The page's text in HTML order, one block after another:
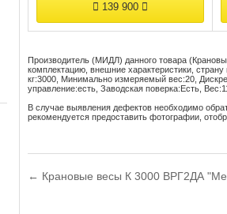
139 900
Производитель (МИДЛ) данного товара
комплектацию, внешние характеристики,
кг:3000 Минимально измеряемый вес:20
управление:есть Заводская поверка: Есть Вес:
В случае выявления дефектов необходимо
рекомендуется предоставить фотографии,
← Крановые весы К 3000 ВРГ2ДА